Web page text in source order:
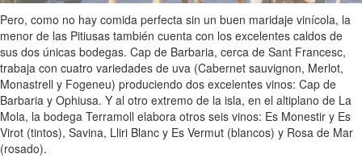
Pero, como no hay comida perfecta sin un buen maridaje vinícola, la
menor de las Pitiusas también cuenta con los excelentes caldos de
sus dos únicas bodegas. Cap de Barbaria, cerca de Sant Francesc,
trabaja con cuatro variedades de uva (Cabernet sauvignon, Merlot,
Monastrell y Fogeneu) produciendo dos excelentes vinos: Cap de
Barbaria y Ophiusa. Y al otro extremo de la isla, en el altiplano de La
Mola, la bodega Terramoll elabora otros seis vinos: Es Monestir y Es
Virot (tintos), Savina, Lliri Blanc y Es Vermut (blancos) y Rosa de Mar
(rosado).